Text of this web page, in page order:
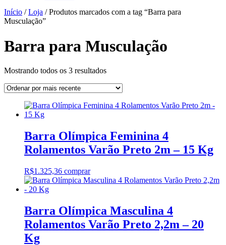
Início /Loja / Produtos marcados com a tag “Barra para
Musculação”
Barra para Musculação
Mostrando todos os 3 resultadosClassificado
mais
Barra Olímpica Feminina 4
Rolamentos Varão Preto 2m – 15 Kg
R$1.325,36 comprar
Barra Olímpica Masculina 4
Rolamentos Varão Preto 2,2m – 20
Kg